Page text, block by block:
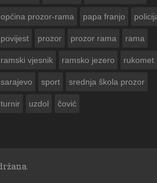
općina prozor-rama papa franjo
povijest prozor prozor rama rama
ramski vjesnik ramsko jezero rukomet
sarajevo sport srednja škola prozor
turnir uzdol čović